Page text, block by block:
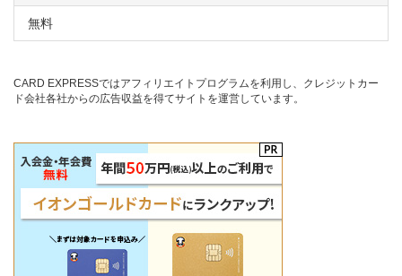
無料
CARD EXPRESSではアフィリエイトプログラムを利用し、クレジットカー
ド会社各社からの広告収益を得てサイトを運営しています。